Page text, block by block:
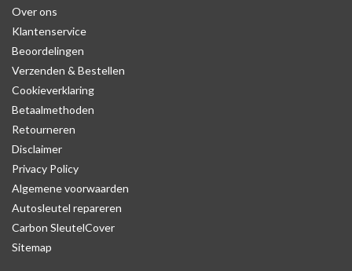
Over ons
Klantenservice
Beoordelingen
Verzenden & Bestellen
Cookieverklaring
Betaalmethoden
Retourneren
Disclaimer
Privacy Policy
Algemene voorwaarden
Autosleutel repareren
Carbon SleutelCover
Sitemap